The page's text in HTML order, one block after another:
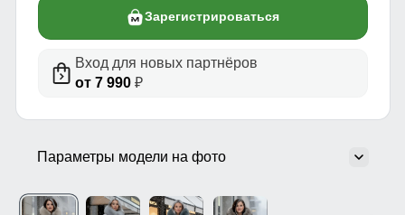
Зарегистрироваться
Вход для новых партнёров
от 7 990₽
Параметры модели на фото